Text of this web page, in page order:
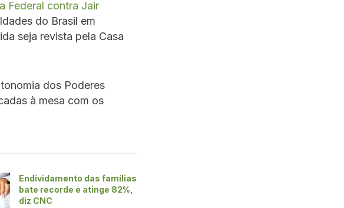
Federal contra Jair
do Brasil em
seja revista pela Casa
dos Poderes
à mesa com os
Endividamento das famílias
bate recorde e atinge 82%,
diz CNC